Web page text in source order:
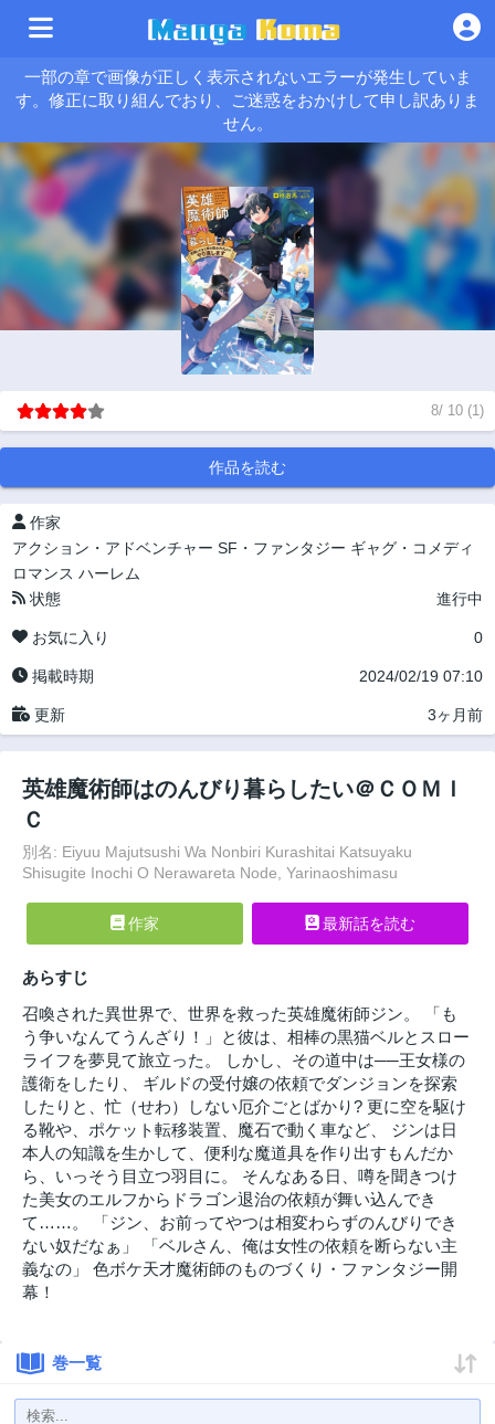
一部の章で画像が正しく表示されないエラーが発生していま
す。修正に取り組んでおり、ご迷惑をおかけして申し訳ありま
せん。
8/ 10 (1)
作品を読む
作家
アクション・アドベンチャー SF・ファンタジー ギャグ・コメディ
ロマンス ハーレム
状態
進行中
お気に入り 0
掲載時期 2024/02/19 07:10
更新 3ヶ月前
英雄魔術師はのんびり暮らしたい＠ＣＯＭＩ
Ｃ
別名: Eiyuu Majutsushi Wa Nonbiri Kurashitai Katsuyaku
Shisugite Inochi O Nerawareta Node, Yarinaoshimasu
作家 最新話を読む
あらすじ
召喚された異世界で、世界を救った英雄魔術師ジン。 「も
う争いなんてうんざり！」と彼は、相棒の黒猫ベルとスロー
ライフを夢見て旅立った。 しかし、その道中は──王女様の
護衛をしたり、 ギルドの受付嬢の依頼でダンジョンを探索
したりと、忙（せわ）しない厄介ごとばかり? 更に空を駆け
る靴や、ポケット転移装置、魔石で動く車など、 ジンは日
本人の知識を生かして、便利な魔道具を作り出すもんだか
ら、いっそう目立つ羽目に。 そんなある日、噂を聞きつけ
た美女のエルフからドラゴン退治の依頼が舞い込んでき
て……。 「ジン、お前ってやつは相変わらずのんびりでき
ない奴だなぁ」 「ベルさん、俺は女性の依頼を断らない主
義なの」 色ボケ天才魔術師のものづくり・ファンタジー開
幕！
巻一覧